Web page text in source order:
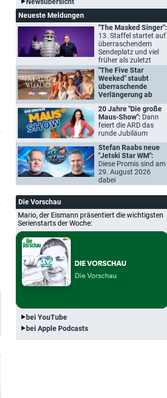
Neueste Meldungen
"The Masked Singer":
13. Staffel startet auf
überraschendem
Sendeplatz und viel
früher als zuletzt
"The Five Star
Weeked" staubt
überraschende
Verlängerung ab
20 Jahre "Die große
Maus-Show": Dann
feiert die ARD das
runde Jubiläum
Stefan Raabs neue
"Jetski Star WM":
Diese Promis sind am
29. August 2026
dabei
Die Vorschau
Mario, der Eismann präsentiert die wichtigsten
Serienstarts der Woche:
bei YouTube
bei Apple Podcasts